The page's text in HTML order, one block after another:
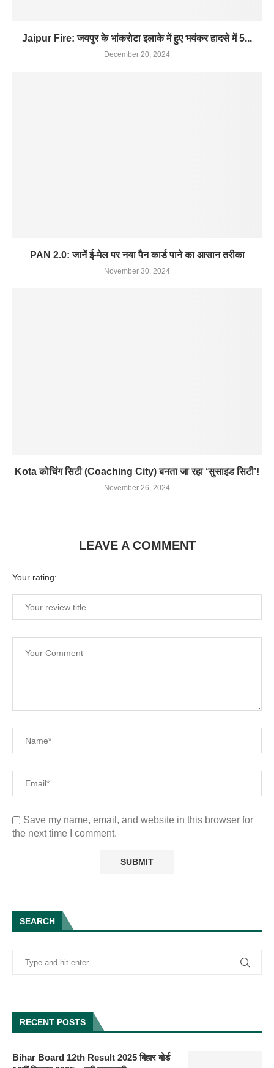
Jaipur Fire: जयपुर के भांकरोटा इलाके में हुए भयंकर हादसे में 5...
December 20, 2024
PAN 2.0: जानें ई-मेल पर नया पैन कार्ड पाने का आसान तरीका
November 30, 2024
Kota कोचिंग सिटी (Coaching City) बनता जा रहा ‘सुसाइड सिटी’!
November 26, 2024
LEAVE A COMMENT
Your rating:
Save my name, email, and website in this browser for
the next time I comment.
SEARCH
RECENT POSTS
Bihar Board 12th Result 2025 बिहार बोर्ड